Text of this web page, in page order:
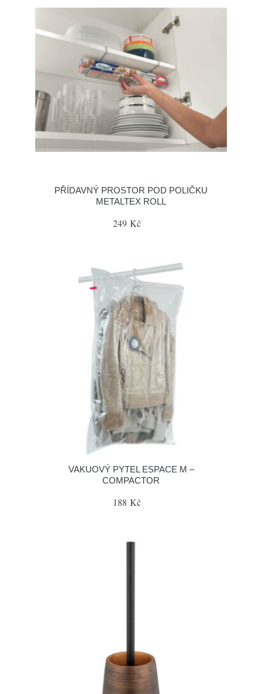
PŘÍDAVNÝ PROSTOR POD POLIČKU
METALTEX ROLL
249 Kč
VAKUOVÝ PYTEL ESPACE M –
COMPACTOR
188 Kč